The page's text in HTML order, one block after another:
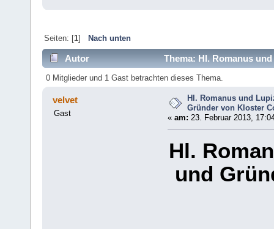
Seiten: [1] Nach unten
Autor
Thema: Hl. Romanus
(Gelesen 41547 mal)
0 Mitglieder und 1 Gast betrachten dieses Thema.
velvet
Gast
Hl. Romanus und
Gründer von Kloster
« am: 23. Februar 2013,
Hl.
und